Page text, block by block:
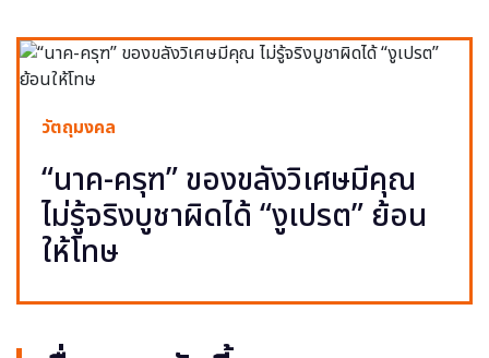
วัตถุมงคล
“นาค-ครุฑ” ของขลังวิเศษมีคุณ
ไม่รู้จริงบูชาผิดได้ “งูเปรต” ย้อน
ให้โทษ